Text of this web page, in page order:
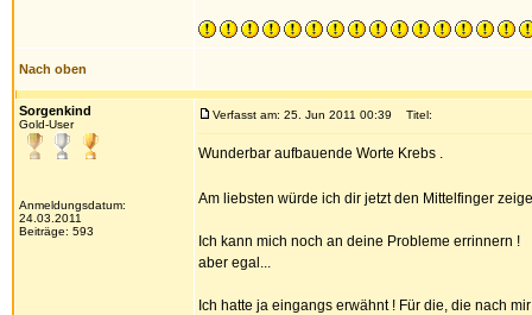
Nach oben
Sorgenkind
Gold-User
Anmeldungsdatum:
24.03.2011
Beiträge: 593
Verfasst am: 25. Jun 2011 00:39 Titel:
Wunderbar aufbauende Worte Krebs .
Am liebsten würde ich dir jetzt den Mittelfinger
Ich kann mich noch an deine Probleme errinnern !
aber egal...
Ich hatte ja eingangs erwähnt ! Für die, die nach